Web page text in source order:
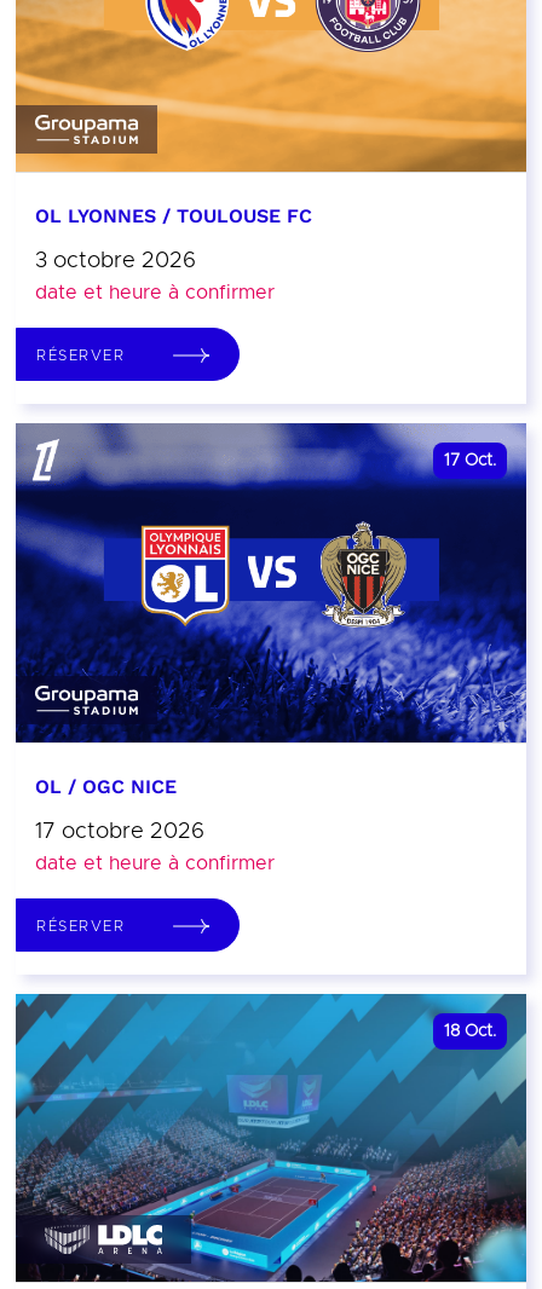
OL LYONNES / TOULOUSE FC
3 octobre 2026
date et heure à confirmer
RÉSERVER
17 Oct.
OL / OGC NICE
17 octobre 2026
date et heure à confirmer
RÉSERVER
18 Oct.